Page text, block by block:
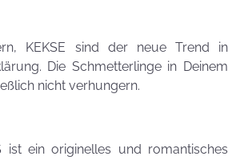
KEKSE sind der neue Trend in
Die Schmetterlinge in Deinem
nicht verhungern.
ist ein originelles und romantisches